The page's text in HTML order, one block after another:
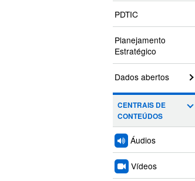
PDTIC
Planejamento
Estratégico
Dados abertos
CENTRAIS DE
CONTEÚDOS
Áudios
Vídeos